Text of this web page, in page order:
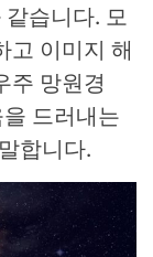
습니다. 모
고 이미지 해
주 망원경
드러내는
합니다.